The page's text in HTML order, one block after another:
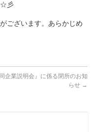
☆彡
ございます。あらかじめ
同企業説明会』に係る閉所のお知
らせ →